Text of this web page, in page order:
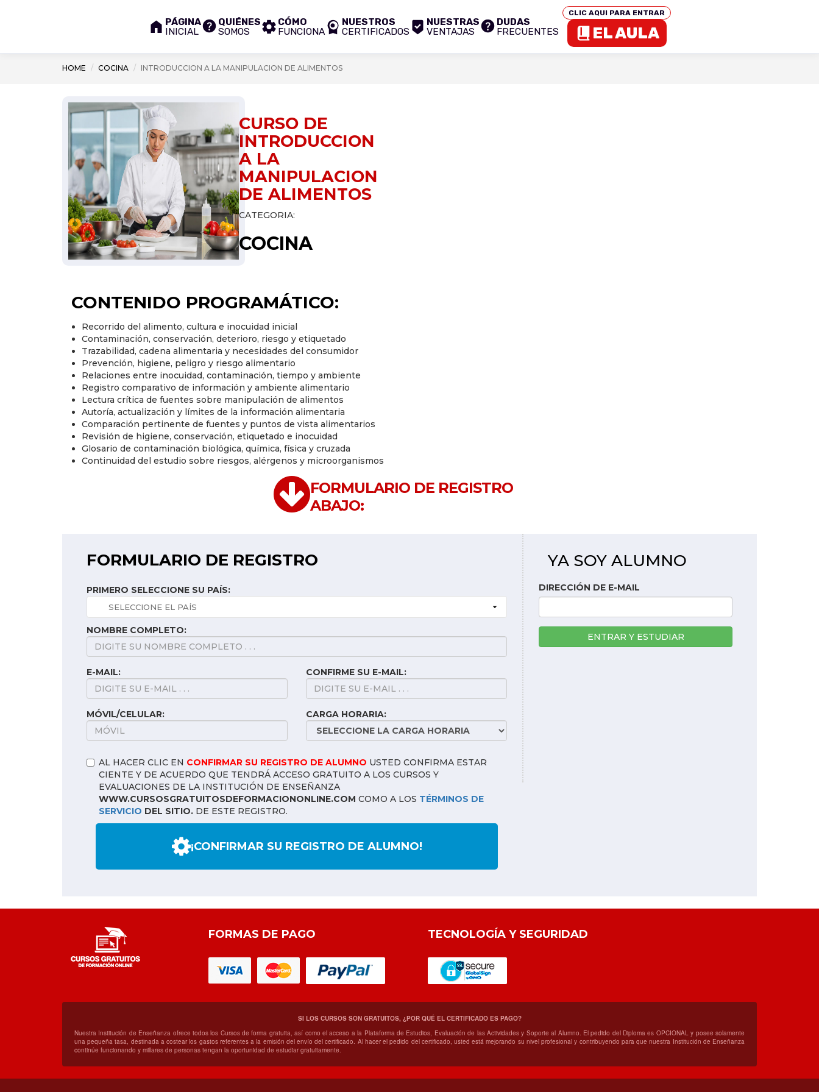
PÁGINA
INICIAL
QUIÉNES
SOMOS
CÓMO
FUNCIONA
NUESTROS
CERTIFICADOS
NUESTRAS
VENTAJAS
DUDAS
FRECUENTES
CLIC AQUI PARA ENTRAR
EL AULA
HOME COCINA INTRODUCCION A LA MANIPULACION DE ALIMENTOS
CURSO DE
INTRODUCCION
A LA
MANIPULACION
DE ALIMENTOS
CATEGORIA:
COCINA
CONTENIDO PROGRAMÁTICO:
Recorrido del alimento, cultura e inocuidad inicial
Contaminación, conservación, deterioro, riesgo y etiquetado
Trazabilidad, cadena alimentaria y necesidades del consumidor
Prevención, higiene, peligro y riesgo alimentario
Relaciones entre inocuidad, contaminación, tiempo y ambiente
Registro comparativo de información y ambiente alimentario
Lectura crítica de fuentes sobre manipulación de alimentos
Autoría, actualización y límites de la información alimentaria
Comparación pertinente de fuentes y puntos de vista alimentarios
Revisión de higiene, conservación, etiquetado e inocuidad
Glosario de contaminación biológica, química, física y cruzada
Continuidad del estudio sobre riesgos, alérgenos y microorganismos
FORMULARIO DE REGISTRO
ABAJO:
FORMULARIO DE REGISTRO
PRIMERO SELECCIONE SU PAÍS:
NOMBRE COMPLETO:
E-MAIL: CONFIRME SU E-MAIL:
MÓVIL/CELULAR: CARGA HORARIA:
AL HACER CLIC EN CONFIRMAR SU REGISTRO DE ALUMNO USTED CONFIRMA ESTAR
CIENTE Y DE ACUERDO QUE TENDRÁ ACCESO GRATUITO A LOS CURSOS Y
EVALUACIONES DE LA INSTITUCIÓN DE ENSEÑANZA
WWW.CURSOSGRATUITOSDEFORMACIONONLINE.COM COMO A LOS TÉRMINOS DE
SERVICIO DEL SITIO. DE ESTE REGISTRO.
¡CONFIRMAR SU REGISTRO DE ALUMNO!
YA SOY ALUMNO
DIRECCIÓN DE E-MAIL
ENTRAR Y ESTUDIAR
FORMAS DE PAGO TECNOLOGÍA Y SEGURIDAD
SI LOS CURSOS SON GRATUITOS, ¿POR QUÉ EL CERTIFICADO ES PAGO?
Nuestra Institución de Enseñanza ofrece todos los Cursos de forma gratuita, así como el acceso a la Plataforma de Estudios, Evaluación de las Actividades y Soporte al Alumno. El pedido del Diploma es OPCIONAL y posee solamente
una pequeña tasa, destinada a costear los gastos referentes a la emisión del envío del certificado. Al hacer el pedido del certificado, usted está mejorando su nivel profesional y contribuyendo para que nuestra Institución de Enseñanza
continúe funcionando y millares de personas tengan la oportunidad de estudiar gratuitamente.